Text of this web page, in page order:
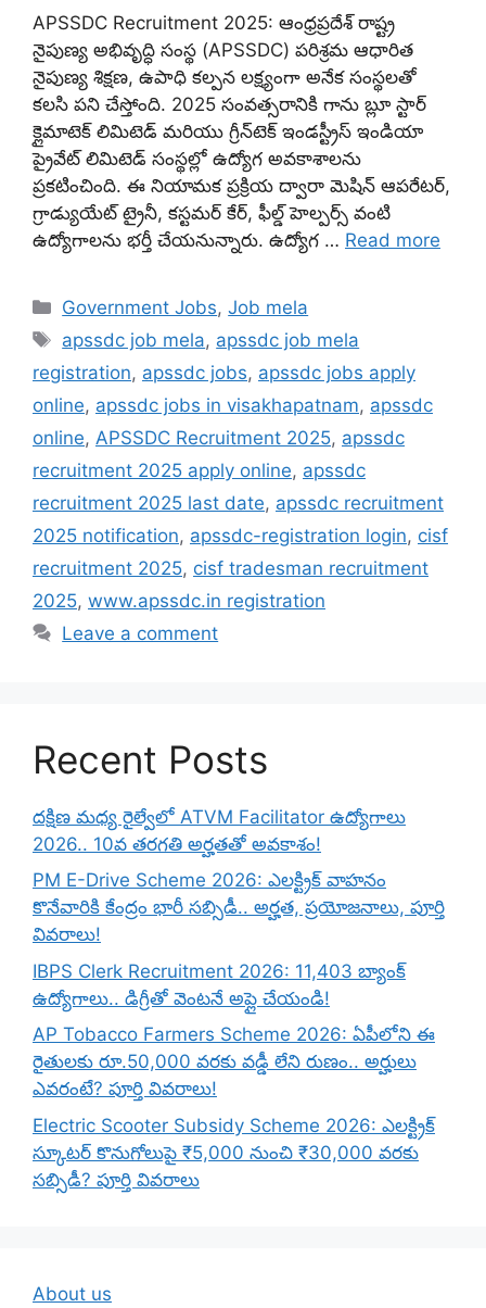
APSSDC Recruitment 2025: ఆంధ్రప్రదేశ్ రాష్ట్ర
నైపుణ్య అభివృద్ధి సంస్థ (APSSDC) పరిశ్రమ ఆధారిత
నైపుణ్య శిక్షణ, ఉపాధి కల్పన లక్ష్యంగా అనేక సంస్థలతో
కలసి పని చేస్తోంది. 2025 సంవత్సరానికి గాను బ్లూ స్టార్
క్లైమాటెక్ లిమిటెడ్ మరియు గ్రీన్‌టెక్ ఇండస్ట్రీస్ ఇండియా
ప్రైవేట్ లిమిటెడ్ సంస్థల్లో ఉద్యోగ అవకాశాలను
ప్రకటించింది. ఈ నియామక ప్రక్రియ ద్వారా మెషిన్ ఆపరేటర్,
గ్రాడ్యుయేట్ ట్రైనీ, కస్టమర్ కేర్, ఫీల్డ్ హెల్పర్స్ వంటి
ఉద్యోగాలను భర్తీ చేయనున్నారు. ఉద్యోగ … Read more
Categories
Government Jobs,Job mela
Tags
apssdc job mela, apssdc job mela
registration, apssdc jobs, apssdc jobs apply
online, apssdc jobs in visakhapatnam, apssdc
online, APSSDC Recruitment 2025, apssdc
recruitment 2025 apply online, apssdc
recruitment 2025 last date, apssdc recruitment
2025 notification, apssdc-registration login, cisf
recruitment 2025, cisf tradesman recruitment
2025, www.apssdc.in registration
Leave a comment
Recent Posts
దక్షిణ మధ్య రైల్వేలో ATVM Facilitator ఉద్యోగాలు
2026.. 10వ తరగతి అర్హతతో అవకాశం!
PM E-Drive Scheme 2026: ఎలక్ట్రిక్ వాహనం
కొనేవారికి కేంద్రం భారీ సబ్సిడీ.. అర్హత, ప్రయోజనాలు, పూర్తి
వివరాలు!
IBPS Clerk Recruitment 2026: 11,403 బ్యాంక్
ఉద్యోగాలు.. డిగ్రీతో వెంటనే అప్లై చేయండి!
AP Tobacco Farmers Scheme 2026: ఏపీలోని ఈ
రైతులకు రూ.50,000 వరకు వడ్డీ లేని రుణం.. అర్హులు
ఎవరంటే? పూర్తి వివరాలు!
Electric Scooter Subsidy Scheme 2026: ఎలక్ట్రిక్
స్కూటర్ కొనుగోలుపై ₹5,000 నుంచి ₹30,000 వరకు
సబ్సిడీ? పూర్తి వివరాలు
About us